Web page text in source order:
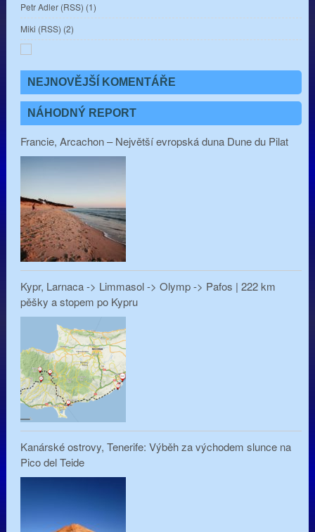
Petr Adler(RSS) (1)
Miki (RSS) (2)
NEJNOVĚJŠÍ KOMENTÁŘE
NÁHODNÝ REPORT
Francie, Arcachon – Největší evropská duna Dune du Pilat
Kypr, Larnaca -> Limmasol -> Olymp -> Pafos | 222 km
pěšky a stopem po Kypru
Kanárské ostrovy, Tenerife: Výběh za východem slunce na
Pico del Teide